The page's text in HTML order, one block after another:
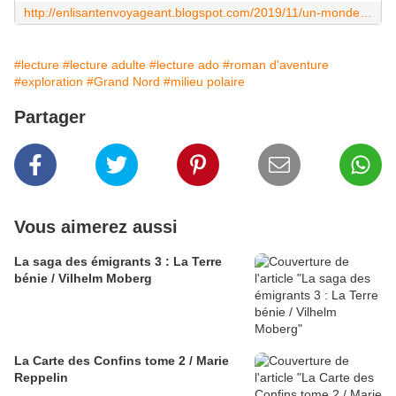
#lecture #lecture adulte #lecture ado #roman d'aventure
#exploration #Grand Nord #milieu polaire
Partager
Vous aimerez aussi
La saga des émigrants 3 : La Terre
bénie / Vilhelm Moberg
La Carte des Confins tome 2 / Marie
Reppelin